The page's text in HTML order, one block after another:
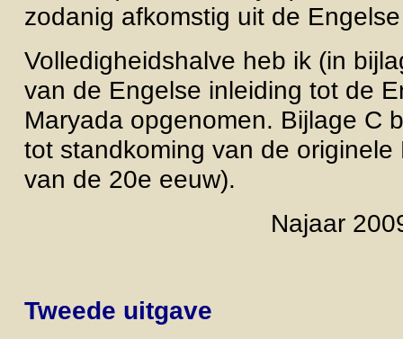
zodanig afkomstig uit de
Volledigheidshalve heb ik (in
van de Engelse inleiding tot de
Maryada opgenomen. Bijlage C
tot standkoming van de
van de 20e eeuw).
Najaar
Tweede uitgave